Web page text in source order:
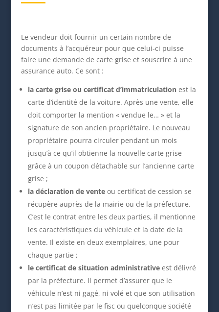
Le vendeur doit fournir un certain nombre de
documents à l’acquéreur pour que celui-ci puisse
faire une demande de carte grise et souscrire à une
assurance auto. Ce sont :
la carte grise ou certificat d’immatriculationest la
carte d’identité de la voiture. Après une vente, elle
doit comporter la mention « vendue le… » et la
signature de son ancien propriétaire. Le nouveau
propriétaire pourra circuler pendant un mois
jusqu’à ce qu’il obtienne la nouvelle carte grise
grâce à un coupon détachable sur l’ancienne carte
grise ;
la déclaration de vente ou certificat de cession se
récupère auprès de la mairie ou de la préfecture.
C’est le contrat entre les deux parties, il mentionne
les caractéristiques du véhicule et la date de la
vente. Il existe en deux exemplaires, une pour
chaque partie ;
le certificat de situation administrative est délivré
par la préfecture. Il permet d’assurer que le
véhicule n’est ni gagé, ni volé et que son utilisation
n’est pas limitée par le fisc ou quelconque société